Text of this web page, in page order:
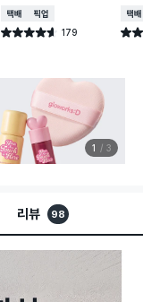
택배배송매장픽업
별점 4.6점 179
건 작성
택배
별점
1 3
리뷰 98